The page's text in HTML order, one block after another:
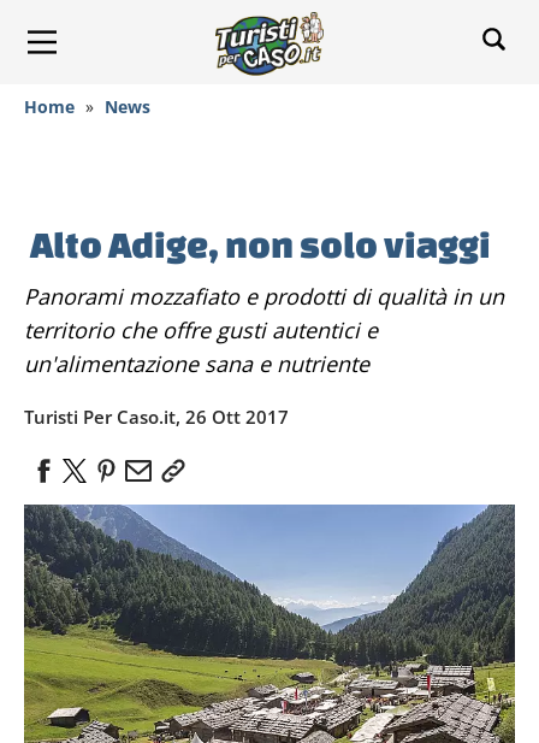
Home » News
Alto Adige, non solo viaggi
Panorami mozzafiato e prodotti di qualità in un
territorio che offre gusti autentici e
un'alimentazione sana e nutriente
Turisti Per Caso.it, 26 Ott 2017